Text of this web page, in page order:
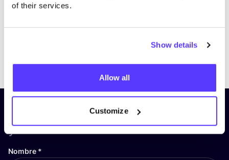
of their services.
Show details
Allow all
Customize
¡Suscríbete a nuestro boletín
y mantente informado!
Nombre *